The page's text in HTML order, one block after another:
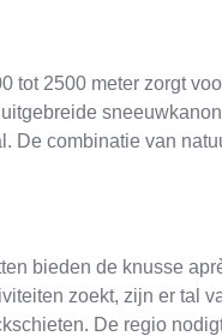
tot 2500 meter zorgt
De combinatie van
bieden de knusse
zoekt, zijn er tal
De regio